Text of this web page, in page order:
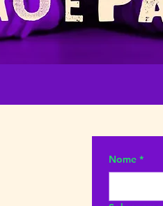
Nome *